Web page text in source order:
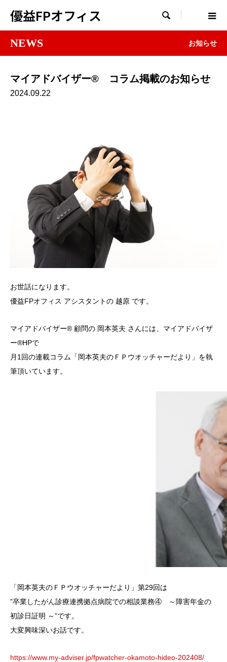
優益FPオフィス 
NEWS お知らせ
マイアドバイザー® コラム掲載のお知らせ
2024.09.22
お世話になります。
優益FPオフィス アシスタントの 越原 です。
マイアドバイザー® 顧問の 岡本英夫 さんには、マイアドバイザ
ー®HPで
月1回の連載コラム「岡本英夫のＦＰウオッチャーだより」を執
筆頂いています。
「岡本英夫のＦＰウオッチャーだより」第29回は
”卒業したがん診療連携拠点病院での相談業務④ ～障害年金の
初診日証明 ～”です。
大変興味深いお話です。
https://www.my-adviser.jp/fpwatcher-okamoto-hideo-202408/